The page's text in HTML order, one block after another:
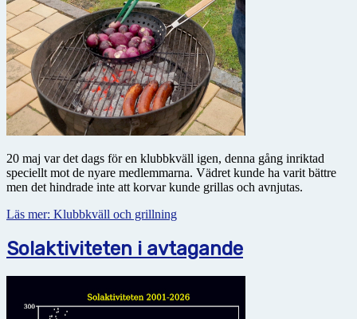
20 maj var det dags för en klubbkväll igen, denna gång inriktad
speciellt mot de nyare medlemmarna. Vädret kunde ha varit bättre
men det hindrade inte att korvar kunde grillas och avnjutas.
Läs mer: Klubbkväll och grillning
Solaktiviteten i avtagande